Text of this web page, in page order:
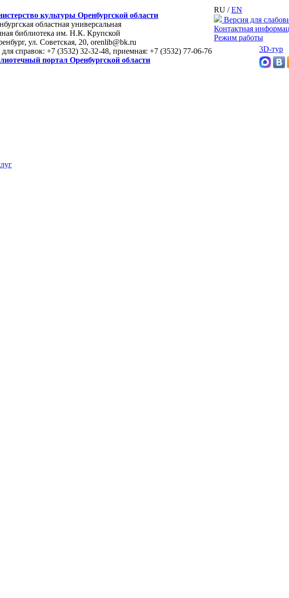
культуры Оренбургской области
областная универсальная
библиотека им. Н.К. Крупской
ул. Советская, 20, orenlib@bk.ru
для справок: +7 (3532) 32-32-48, приемная: +7 (3532) 77-06-76
портал Оренбургской области
RU /EN
Версия для
Контактная
Режим работы
3D-тур